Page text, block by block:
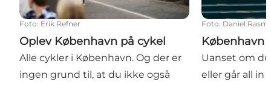
Foto: Erik Refner
Oplev København på cykel
Alle cykler i København. Og der er
ingen grund til, at du ikke også
Foto: Daniel
København
Uanset om
eller går all in